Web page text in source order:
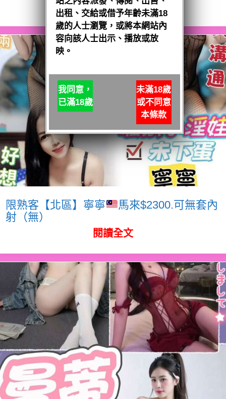
閱讀全文
限熟客【北區】寧寧
馬來$2300.可無套內
射（無）
閱讀全文
出租、交給或借予年齡未滿18
歲的人士瀏覽，或將本網站內
容向該人士出示、播放或放
映。
我同意，
已滿18歲
未滿18歲
或不同意
本條款